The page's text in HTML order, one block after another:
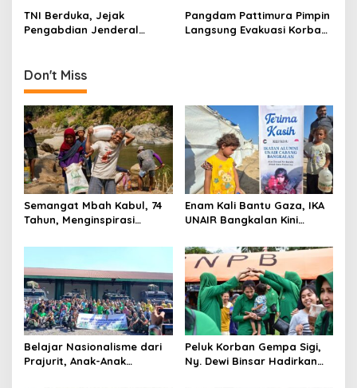
o
n
Terdampak
Baru
TNI Berduka, Jejak
Pengabdian Jenderal
Pangdam Pattimura Pimpin
Langsung Evakuasi Korban
Don't Miss
Semangat Mbah Kabul, 74
Tahun, Menginspirasi
Jembatan Garuda
Enam Kali Bantu Gaza, IKA
UNAIR Bangkalan Kini
10.000 Pengungsi
Belajar Nasionalisme dari
Prajurit, Anak-Anak
Peluk Korban Gempa Sigi,
Ny. Dewi Binsar Hadirkan